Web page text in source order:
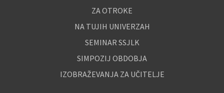
ZA OTROKE
NA TUJIH UNIVERZAH
SEMINAR SSJLK
SIMPOZIJ OBDOBJA
IZOBRAŽEVANJA ZA UČITELJE